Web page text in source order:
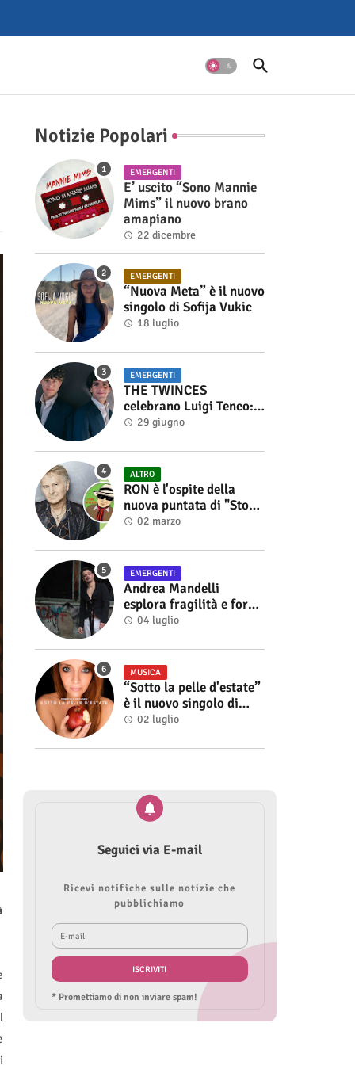
Notizie Popolari
EMERGENTI
E’ uscito “Sono Mannie
Mims” il nuovo brano
amapiano
22 dicembre
EMERGENTI
“Nuova Meta” è il nuovo
singolo di Sofija Vukic
18 luglio
EMERGENTI
THE TWINCES
celebrano Luigi Tenco:
fuori singolo e video di
29 giugno
ALTRO
RON è l'ospite della
nuova puntata di "Storie
di Musica", in onda sul
Alberto Salerno
02 marzo
EMERGENTI
Andrea Mandelli
esplora fragilità e forza
nel videoclip di “Sofia”
04 luglio
MUSICA
“Sotto la pelle d'estate”
è il nuovo singolo di
Roberta Modìgliani
02 luglio
Seguici via E-mail
Ricevi notifiche sulle notizie che
pubblichiamo
* Promettiamo di non inviare spam!